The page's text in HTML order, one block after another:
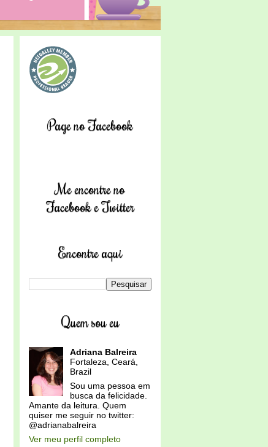
Page no Facebook
Me encontre no
Facebook e Twitter
Encontre aqui
Quem sou eu
Adriana Balreira
Fortaleza, Ceará,
Brazil
Sou uma pessoa em
busca da felicidade.
Amante da leitura. Quem
quiser me seguir no twitter:
@adrianabalreira
Ver meu perfil completo